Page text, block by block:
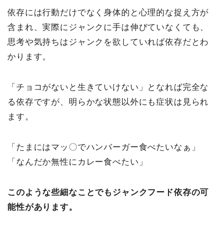
依存には行動だけでなく身体的と心理的な捉え方が
含まれ、実際にジャンクに手は伸びていなくても、
思考や気持ちはジャンクを欲していれば依存だとわ
かります。
「チョコがないと生きていけない」となれば完全な
る依存ですが、明らかな状態以外にも症状は見られ
ます。
「たまにはマッ〇でハンバーガー食べたいなぁ」
「なんだか無性にカレー食べたい」
このような些細なことでもジャンクフード依存の可
能性があります。